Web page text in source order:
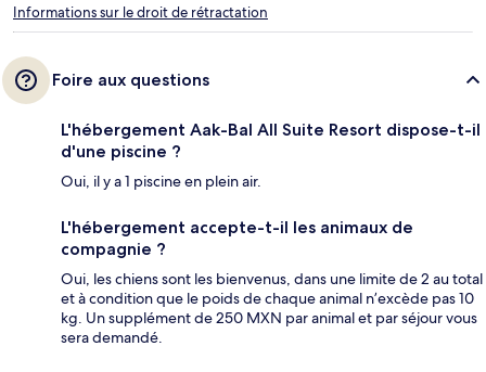
Informations sur le droit de rétractation
Foire aux questions
L'hébergement Aak-Bal All Suite Resort dispose-t-il
d'une piscine ?
Oui, il y a 1 piscine en plein air.
L'hébergement accepte-t-il les animaux de
compagnie ?
Oui, les chiens sont les bienvenus, dans une limite de 2 au total
et à condition que le poids de chaque animal n’excède pas 10
kg. Un supplément de 250 MXN par animal et par séjour vous
sera demandé.